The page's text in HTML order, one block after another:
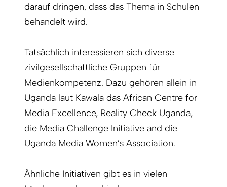
darauf dringen, dass das Thema in Schulen
behandelt wird.
Tatsächlich interessieren sich diverse
zivilgesellschaftliche Gruppen für
Medienkompetenz. Dazu gehören allein in
Uganda laut Kawala das African Centre for
Media Excellence, Reality Check Uganda,
die Media Challenge Initiative and die
Uganda Media Women’s Association.
Ähnliche Initiativen gibt es in vielen